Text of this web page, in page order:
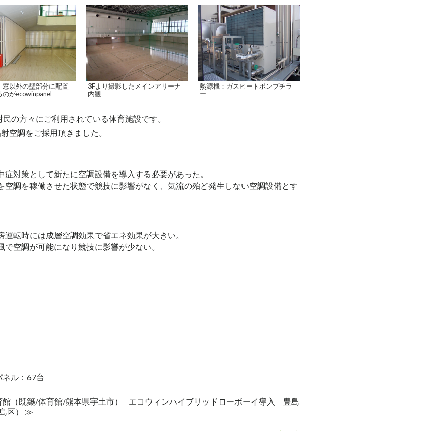
窓以外の壁部分に配置
のがecowinpanel
3Fより撮影したメインアリーナ
内観
熱源機：ガスヒートポンプチラ
ー
の方々にご利用されている体育施設です。
空調をご採用頂きました。
対策として新たに空調設備を導入する必要があった。
空調を稼働させた状態で競技に影響がなく、気流の殆ど発生しない空調設備とす
転時には成層空調効果で省エネ効果が大きい。
空調が可能になり競技に影響が少ない。
ル：67台
（既築/体育館/熊本県宇土市）
エコウィンハイブリッドローボーイ導入 豊島
区） ≫